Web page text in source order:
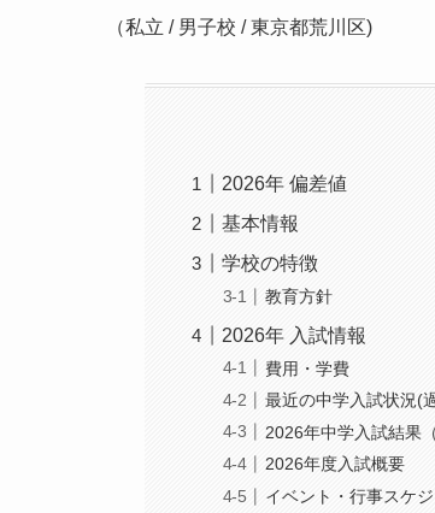
（私立 / 男子校 / 東京都荒川区)
2026年 偏差値
基本情報
学校の特徴
教育方針
2026年 入試情報
費用・学費
最近の中学入試状況(
2026年中学入試結果
2026年度入試概要
イベント・行事スケ